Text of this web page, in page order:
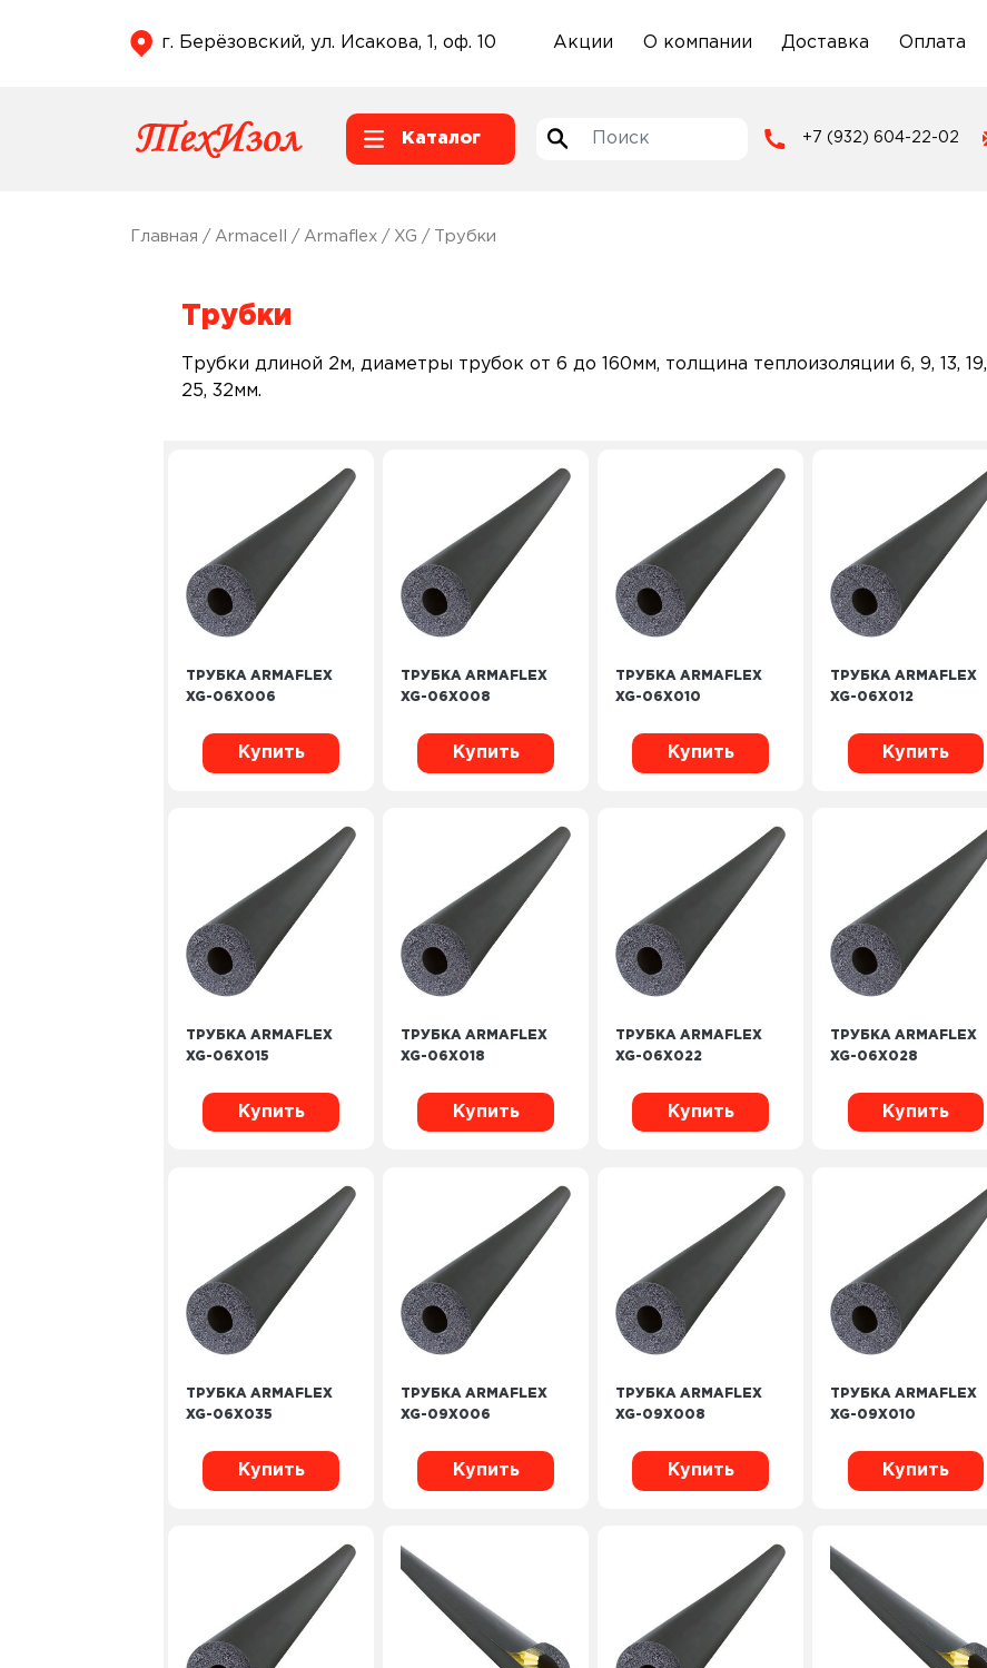
г. Берёзовский, ул. Исакова, 1, оф. 10 Акции О компании Доставка Оплата
Каталог +7 (932) 604-22-02
Главная / Armacell / Armaflex / XG / Трубки
Трубки
Трубки длиной 2м, диаметры трубок от 6 до 160мм, толщина теплоизоляции 6, 9, 13, 19,
25, 32мм.
ТРУБКА ARMAFLEX
XG-06X006
Купить
ТРУБКА ARMAFLEX
XG-06X008
Купить
ТРУБКА ARMAFLEX
XG-06X010
Купить
ТРУБКА ARMAFLEX
XG-06X012
Купить
ТРУБКА ARMAFLEX
XG-06X015
Купить
ТРУБКА ARMAFLEX
XG-06X018
Купить
ТРУБКА ARMAFLEX
XG-06X022
Купить
ТРУБКА ARMAFLEX
XG-06X028
Купить
ТРУБКА ARMAFLEX
XG-06X035
Купить
ТРУБКА ARMAFLEX
XG-09X006
Купить
ТРУБКА ARMAFLEX
XG-09X008
Купить
ТРУБКА ARMAFLEX
XG-09X010
Купить